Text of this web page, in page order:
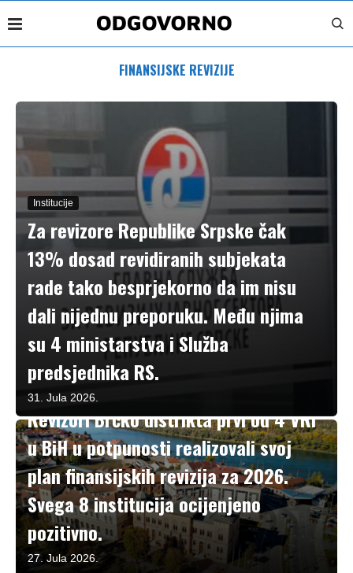
FINANSIJSKE REVIZIJE
Institucije
Za revizore Republike Srpske čak
13% dosad revidiranih subjekata
rade tako besprjekorno da im nisu
dali nijednu preporuku. Među njima
su 4 ministarstva i Služba
predsjednika RS.
31. Jula 2026.
Institucije
Revizori Brčko distrikta prvi od 4 VRI
u BiH u potpunosti realizovali svoj
plan finansijskih revizija za 2026.
Svega 8 institucija ocijenjeno
pozitivno.
27. Jula 2026.
Institucije
Ministarstva odbrane,
vanjskih poslova i
ljudskih prava i izbjeglica
Institucije
Državni ured za reviziju